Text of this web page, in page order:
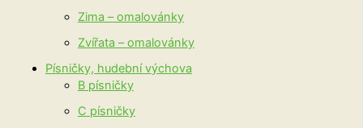
Zima – omalovánky
Zvířata – omalovánky
Písničky, hudební výchova
B písničky
C písničky